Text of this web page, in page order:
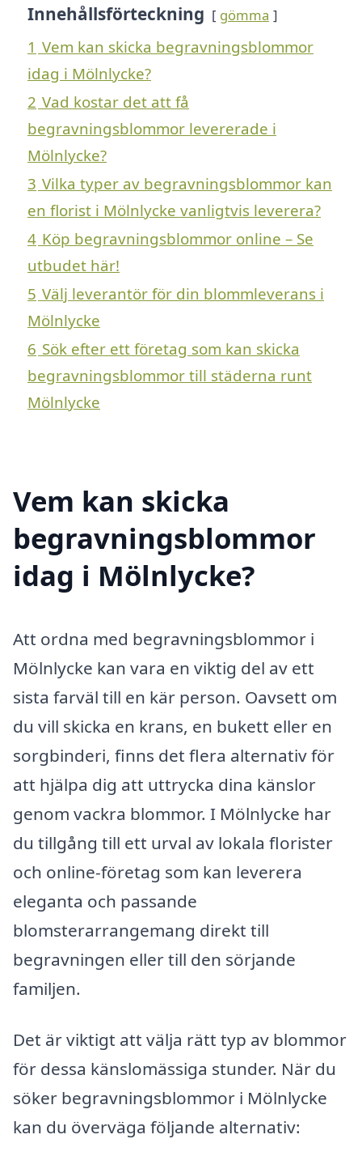
Innehållsförteckning gömma
1 Vem kan skicka begravningsblommor
idag i Mölnlycke?
2 Vad kostar det att få
begravningsblommor levererade i
Mölnlycke?
3 Vilka typer av begravningsblommor kan
en florist i Mölnlycke vanligtvis leverera?
4 Köp begravningsblommor online – Se
utbudet här!
5 Välj leverantör för din blommleverans i
Mölnlycke
6 Sök efter ett företag som kan skicka
begravningsblommor till städerna runt
Mölnlycke
Vem kan skicka
begravningsblommor
idag i Mölnlycke?
Att ordna med begravningsblommor i
Mölnlycke kan vara en viktig del av ett
sista farväl till en kär person. Oavsett om
du vill skicka en krans, en bukett eller en
sorgbinderi, finns det flera alternativ för
att hjälpa dig att uttrycka dina känslor
genom vackra blommor. I Mölnlycke har
du tillgång till ett urval av lokala florister
och online-företag som kan leverera
eleganta och passande
blomsterarrangemang direkt till
begravningen eller till den sörjande
familjen.
Det är viktigt att välja rätt typ av blommor
för dessa känslomässiga stunder. När du
söker begravningsblommor i Mölnlycke
kan du överväga följande alternativ: